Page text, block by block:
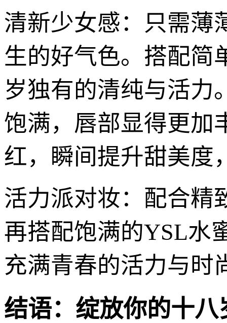
清新少女感：只需薄
生的好气色。搭配简
岁独有的清纯与活力
饱满，唇部显得更加
红，瞬间提升甜美度
活力派对妆：配合精
再搭配饱满的YSL水
充满青春的活力与时
结语：绽放你的十